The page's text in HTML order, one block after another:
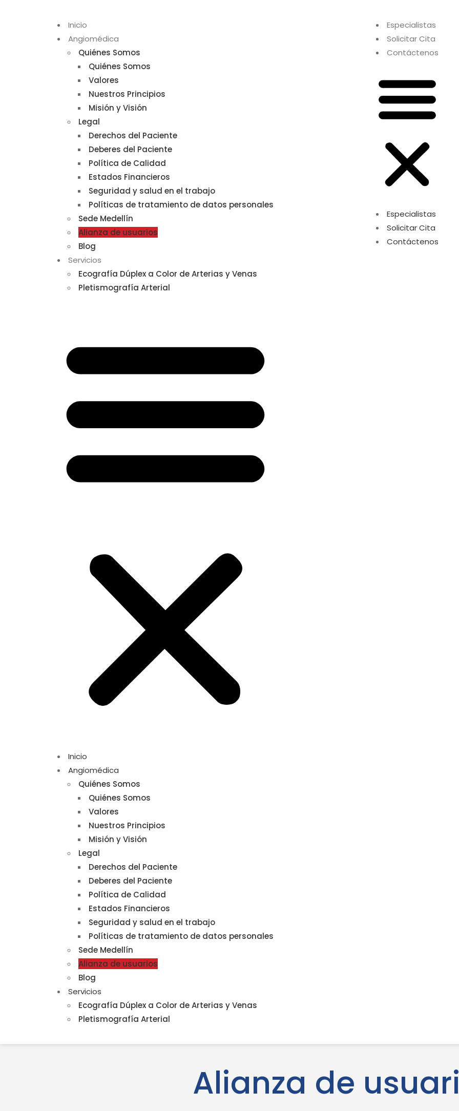
Inicio
Angiomédica
Quiénes Somos
Quiénes Somos
Valores
Nuestros Principios
Misión y Visión
Legal
Derechos del Paciente
Deberes del Paciente
Política de Calidad
Estados Financieros
Seguridad y salud en el trabajo
Políticas de tratamiento de datos personales
Sede Medellín
Alianza de usuarios
Blog
Servicios
Ecografía Dúplex a Color de Arterias y Venas
Pletismografía Arterial
Inicio
Angiomédica
Quiénes Somos
Quiénes Somos
Valores
Nuestros Principios
Misión y Visión
Legal
Derechos del Paciente
Deberes del Paciente
Política de Calidad
Estados Financieros
Seguridad y salud en el trabajo
Políticas de tratamiento de datos personales
Sede Medellín
Alianza de usuarios
Blog
Servicios
Ecografía Dúplex a Color de Arterias y Venas
Pletismografía Arterial
Especialistas
Solicitar Cita
Contáctenos
Especialistas
Solicitar Cita
Contáctenos
Alianza de